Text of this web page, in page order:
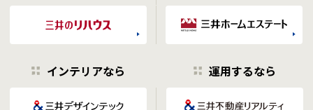
インテリアなら 運用するなら